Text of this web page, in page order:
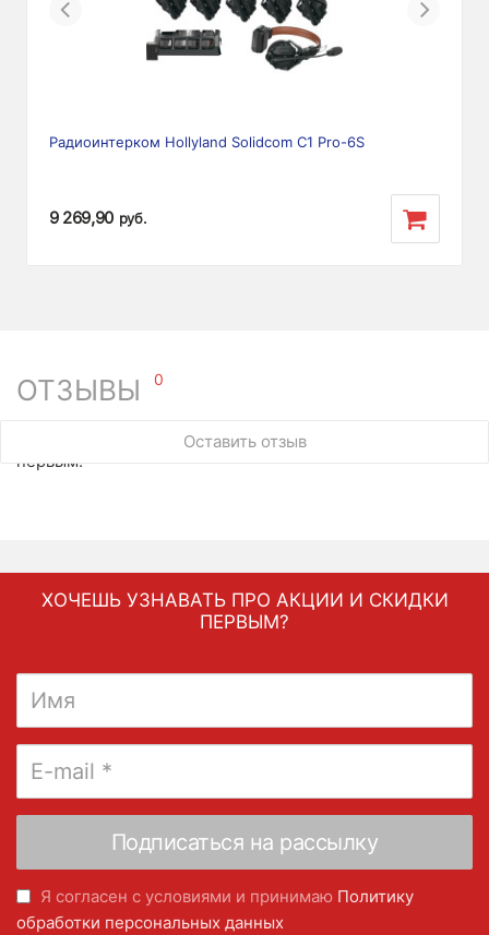
Previous Next
Радиоинтерком Hollyland Solidcom C1 Pro-6S
9 269,90 руб.
ОТЗЫВЫ 0
Оставить отзыв
У этого товара нет ни одного отзыва. Вы можете стать
первым.
ХОЧЕШЬ УЗНАВАТЬ ПРО АКЦИИ И СКИДКИ
ПЕРВЫМ?
Я согласен с условиями и принимаю Политику
обработки персональных данных